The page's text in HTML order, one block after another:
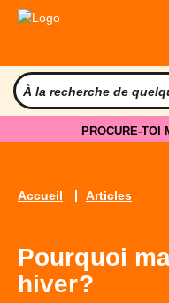
PROCURE-TOI
Accueil Articles
Pourquoi
hiver?